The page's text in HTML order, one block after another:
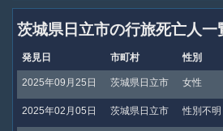
茨城県日立市の行旅死亡人一
発見日 市町村 性別
2025年09月25日 茨城県日立市 女性
2025年02月05日 茨城県日立市 性別不明